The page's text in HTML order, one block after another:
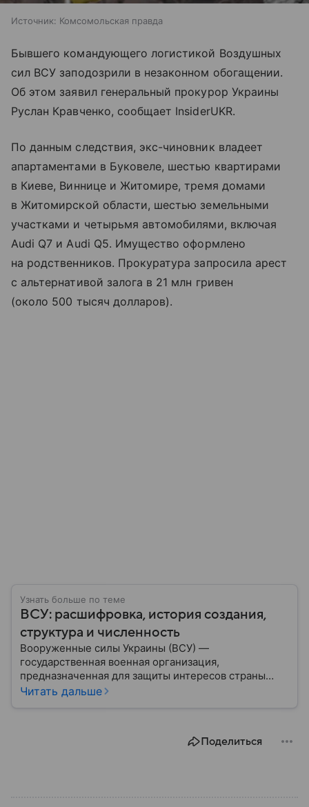
Источник: Комсомольская правда
Бывшего командующего логистикой Воздушных
сил ВСУ заподозрили в незаконном обогащении.
Об этом заявил генеральный прокурор Украины
Руслан Кравченко, сообщает InsiderUKR.
По данным следствия, экс-чиновник владеет
апартаментами в Буковеле, шестью квартирами
в Киеве, Виннице и Житомире, тремя домами
в Житомирской области, шестью земельными
участками и четырьмя автомобилями, включая
Audi Q7 и Audi Q5. Имущество оформлено
на родственников. Прокуратура запросила арест
с альтернативой залога в 21 млн гривен
(около 500 тысяч долларов).
Узнать больше по теме
ВСУ: расшифровка, история создания,
структура и численность
Вооруженные силы Украины (ВСУ) —
государственная военная организация,
предназначенная для защиты интересов страны
военным путем. Была создана после
Читать дальше
Поделиться